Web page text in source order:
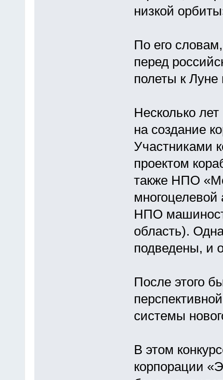
низкой
По его
перед
полеты к Луне
Несколько
на создание
Участниками
проектом
также НПО
НПО
область).
подведены, и
После этого
системы
В этом
корпорации